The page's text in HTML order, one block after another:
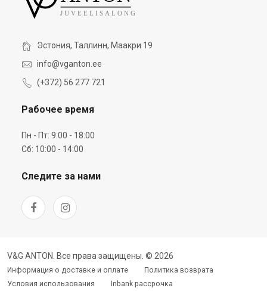
Эстония, Таллинн, Маакри 19
info@vganton.ee
(+372) 56 277 721
Рабочее время
Пн - Пт: 9:00 - 18:00
Сб: 10:00 - 14:00
Следите за нами
V&G ANTON. Все права защищены. © 2026
Информация о доставке и оплате
Политика возврата
Условия использования
Inbank рассрочка